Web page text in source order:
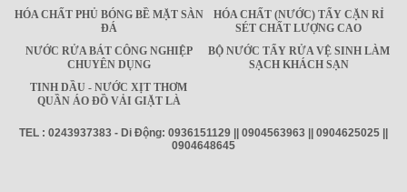
HÓA CHẤT PHỦ BÓNG BỀ MẶT SÀN
ĐÁ
HÓA CHẤT (NƯỚC) TẨY CẶN RỈ
SÉT CHẤT LƯỢNG CAO
NƯỚC RỬA BÁT CÔNG NGHIỆP
CHUYÊN DỤNG
BỘ NƯỚC TẨY RỬA VỆ SINH LÀM
SẠCH KHÁCH SẠN
TINH DẦU - NƯỚC XỊT THƠM
QUẦN ÁO ĐỒ VẢI GIẶT LÀ
TEL : 0243937383 - Di Động: 0936151129 || 0904563963 || 0904625025 ||
0904648645